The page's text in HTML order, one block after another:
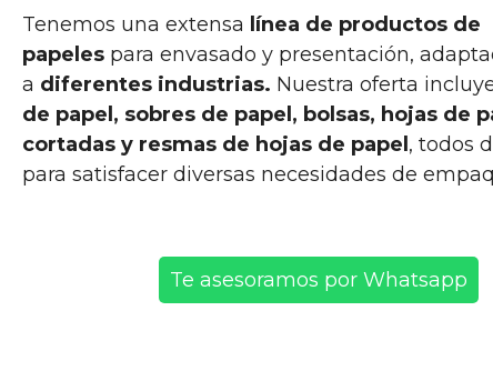
Tenemos una extensa línea de productos de
papeles para envasado y presentación,
a diferentes industrias. Nuestra oferta
de papel, sobres de papel, bolsas, hojas de
cortadas y resmas de hojas de papel , todos
para satisfacer diversas necesidades de
Te asesoramos por Whatsapp